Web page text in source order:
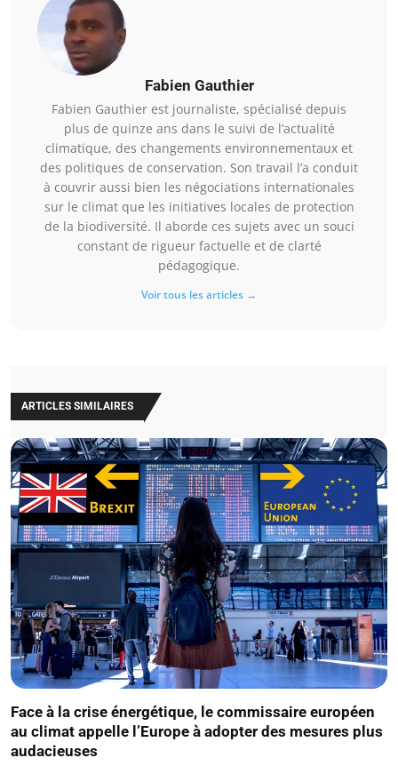
Fabien Gauthier
Fabien Gauthier est journaliste, spécialisé depuis
plus de quinze ans dans le suivi de l’actualité
climatique, des changements environnementaux et
des politiques de conservation. Son travail l’a conduit
à couvrir aussi bien les négociations internationales
sur le climat que les initiatives locales de protection
de la biodiversité. Il aborde ces sujets avec un souci
constant de rigueur factuelle et de clarté
pédagogique.
Voir tous les articles →
ARTICLES SIMILAIRES
Face à la crise énergétique, le commissaire européen
au climat appelle l’Europe à adopter des mesures plus
audacieuses